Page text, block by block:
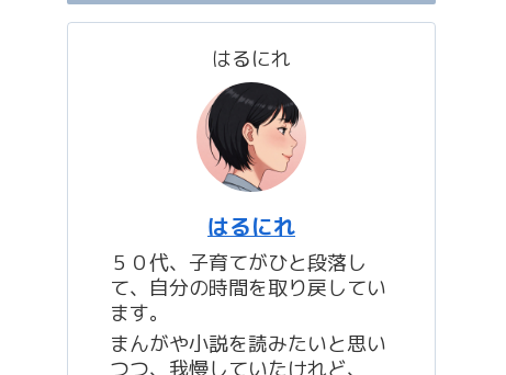
はるにれ
はるにれ
５０代、子育てがひと段落し
て、自分の時間を取り戻してい
ます。
まんがや小説を読みたいと思い
つつ、我慢していたけれど、